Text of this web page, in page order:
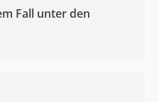
Fall unter den